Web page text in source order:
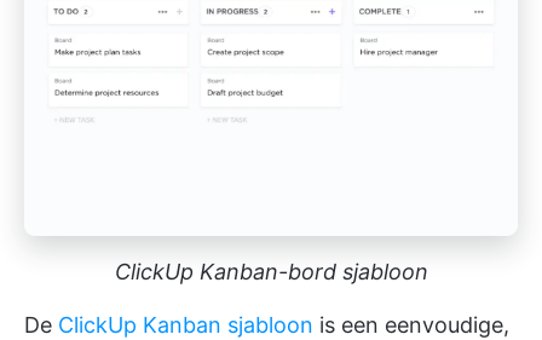
ClickUp Kanban-bord sjabloon
De ClickUp Kanban sjabloon is een eenvoudige,